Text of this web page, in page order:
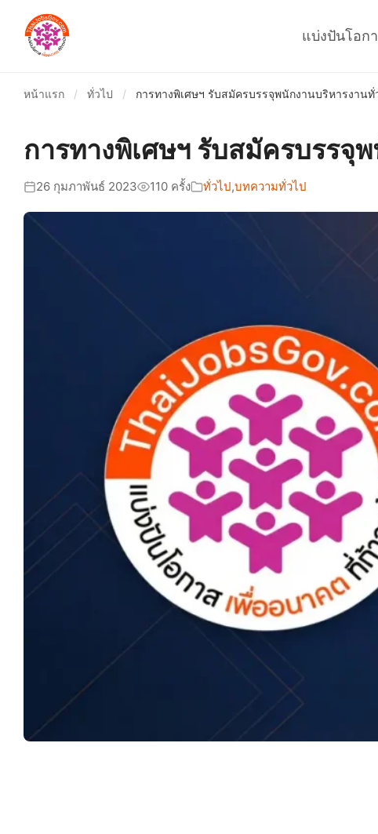
แบ่งปันโอก
หน้าแรก / ทั่วไป / การทางพิเศษฯ รับสมัครบรรจุพนักงานบริหารงาน
การทางพิเศษฯ รับสมัครบรร
26 กุมภาพันธ์ 2023 110 ครั้ง ทั่วไป,บทความทั่วไป